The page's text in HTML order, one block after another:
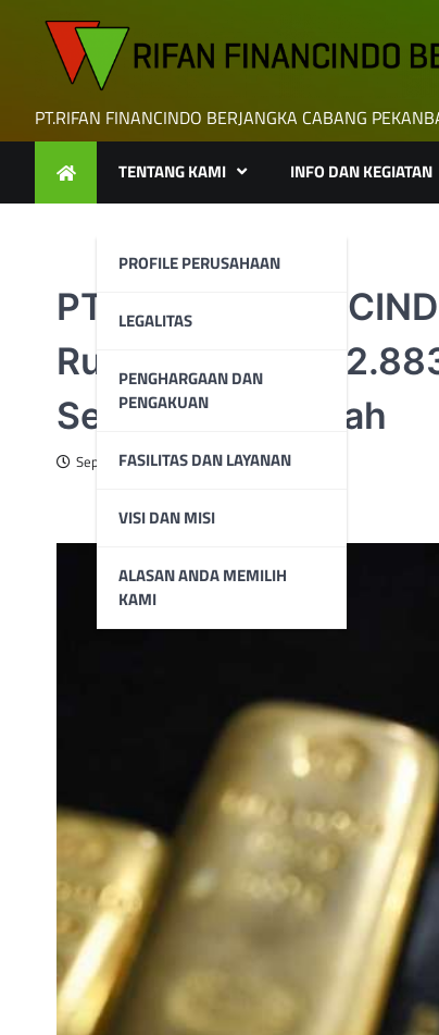
PT.RIFAN FINANCINDO BERJANGKA CABANG
TENTANG KAMI
PROFILE PERUSAHAAN
LEGALITAS
PENGHARGAAN DAN
PENGAKUAN
FASILITAS DAN LAYANAN
VISI DAN MISI
ALASAN ANDA MEMILIH
KAMI
INFO DAN KEGIATAN
PT. RIFAN
Rusia Hampir
Sepanjang Sejarah
September 9, 2024